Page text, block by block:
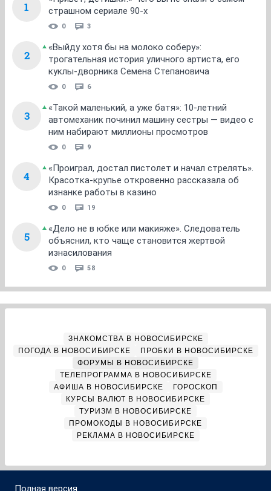
1
страшном сериале 90-х
0 3
2
«Выйду хотя бы на молоко соберу»:
трогательная история уличного артиста, его
куклы-дворника Семена Степановича
0 6
3
«Такой маленький, а уже батя»: 10-летний
автомеханик починил машину сестры — видео с
ним набирают миллионы просмотров
0 9
4
«Проиграл, достал пистолет и начал стрелять».
Красотка-крупье откровенно рассказала об
изнанке работы в казино
0 19
5
«Дело не в юбке или макияже». Следователь
объяснил, кто чаще становится жертвой
изнасилования
0 58
ЗНАКОМСТВА В НОВОСИБИРСКЕ
ПОГОДА В НОВОСИБИРСКЕ
ПРОБКИ В НОВОСИБИРСКЕ
ФОРУМЫ В НОВОСИБИРСКЕ
ТЕЛЕПРОГРАММА В НОВОСИБИРСКЕ
АФИША В НОВОСИБИРСКЕ
ГОРОСКОП
КУРСЫ ВАЛЮТ В НОВОСИБИРСКЕ
ТУРИЗМ В НОВОСИБИРСКЕ
ПРОМОКОДЫ В НОВОСИБИРСКЕ
РЕКЛАМА В НОВОСИБИРСКЕ
Полная версия